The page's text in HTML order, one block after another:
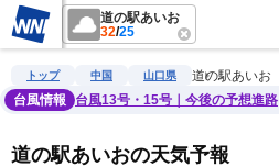
道の駅あいお
32/25
雨雲レーダー 台風情報 地震情報
トップ 中国 山口県
道の駅あいお
台風情報
台風13号・15号｜今後の予想進路
道の駅あいおの天気予報